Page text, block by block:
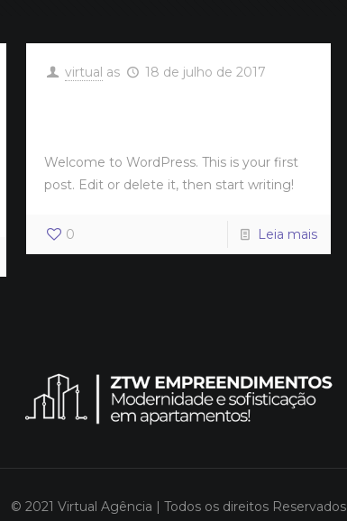
virtual as 18 de julho de 2017
Welcome to WordPress. This is your first
post. Edit or delete it, then start writing!
0 Leia mais
© 2021 Virtual Agência | Todos os direitos Reservados